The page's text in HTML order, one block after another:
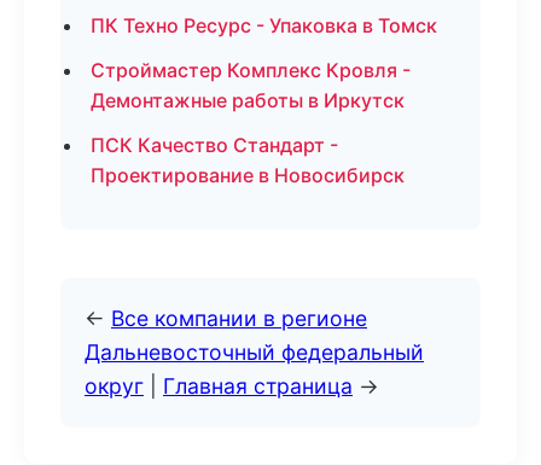
ПК Техно Ресурс - Упаковка в Томск
Строймастер Комплекс Кровля -
Демонтажные работы в Иркутск
ПСК Качество Стандарт -
Проектирование в Новосибирск
← Все компании в регионе
Дальневосточный федеральный
округ
Главная страница →